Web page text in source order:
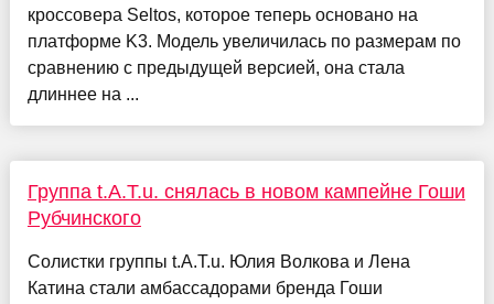
кроссовера Seltos, которое теперь основано на
платформе K3. Модель увеличилась по размерам по
сравнению с предыдущей версией, она стала
длиннее на ...
Группа t.A.T.u. снялась в новом кампейне Гоши
Рубчинского
Солистки группы t.A.T.u. Юлия Волкова и Лена
Катина стали амбассадорами бренда Гоши